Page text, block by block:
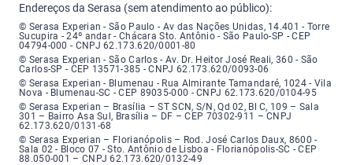
Endereços da Serasa (sem atendimento ao público):
Serasa Experian - São Paulo - Endereço: Avenida das Nações Unidas,
© Serasa Experian - São Paulo - Av das Nações Unidas, 14.401 - Torre
Sucupira - 24º andar - Chácara Sto. Antônio - São Paulo-SP - CEP
04794-000 - CNPJ 62.173.620/0001-80
Serasa Experian - São Carlos - Endereço: Avenida Doutor Heitor José
© Serasa Experian - São Carlos - Av. Dr. Heitor José Reali, 360 - São
Carlos-SP - CEP 13571-385 - CNPJ 62.173.620/0093-06
Serasa Experian - Blumenau - Endereço: Rua Almirante Tamandaré,
© Serasa Experian - Blumenau - Rua Almirante Tamandaré, 1024 - Vila
Nova - Blumenau-SC - CEP 89035-000 - CNPJ 62.173.620/0104-95
Serasa Experian - Brasília, Endereço: Setor Comercial Norte, sem
© Serasa Experian – Brasília – ST SCN, S/N, Qd 02, Bl C, 109 – Sala
301 – Bairro Asa Sul, Brasília – DF – CEP 70302-911 – CNPJ
62.173.620/0131-68
Serasa Experian - Florianópolis, Endereço: Rodovia José Carlos, número
© Serasa Experian – Florianópolis – Rod. José Carlos Daux, 8600 -
Sala 02 - Bloco 07 - Sto. Antônio de Lisboa - Florianópolis-SC - CEP
88.050-001 – CNPJ 62.173.620/0132-49